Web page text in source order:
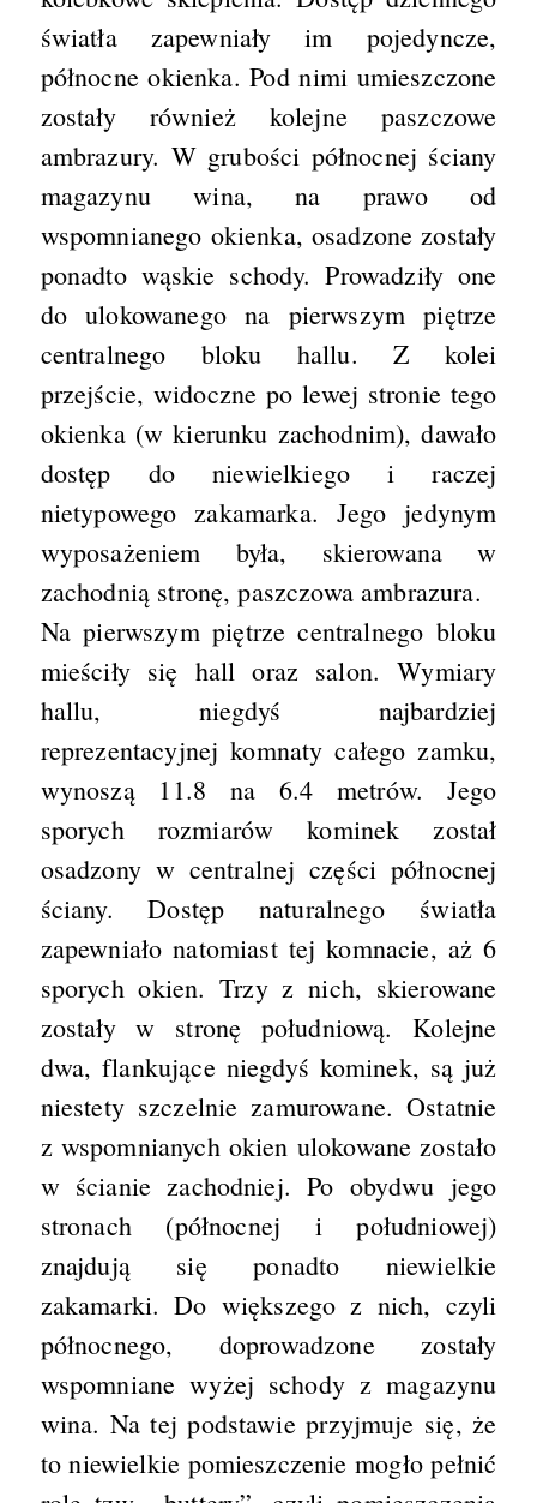
światła zapewniały im pojedyncze,
północne okienka. Pod nimi umieszczone
zostały również kolejne paszczowe
ambrazury. W grubości północnej ściany
magazynu wina, na prawo od
wspomnianego okienka, osadzone zostały
ponadto wąskie schody. Prowadziły one
do ulokowanego na pierwszym piętrze
centralnego bloku hallu. Z kolei
przejście, widoczne po lewej stronie tego
okienka (w kierunku zachodnim), dawało
dostęp do niewielkiego i raczej
nietypowego zakamarka. Jego jedynym
wyposażeniem była, skierowana w
zachodnią stronę, paszczowa ambrazura.
Na pierwszym piętrze centralnego bloku
mieściły się hall oraz salon. Wymiary
hallu, niegdyś najbardziej
reprezentacyjnej komnaty całego zamku,
wynoszą 11.8 na 6.4 metrów. Jego
sporych rozmiarów kominek został
osadzony w centralnej części północnej
ściany. Dostęp naturalnego światła
zapewniało natomiast tej komnacie, aż 6
sporych okien. Trzy z nich, skierowane
zostały w stronę południową. Kolejne
dwa, flankujące niegdyś kominek, są już
niestety szczelnie zamurowane. Ostatnie
z wspomnianych okien ulokowane zostało
w ścianie zachodniej. Po obydwu jego
stronach (północnej i południowej)
znajdują się ponadto niewielkie
zakamarki. Do większego z nich, czyli
północnego, doprowadzone zostały
wspomniane wyżej schody z magazynu
wina. Na tej podstawie przyjmuje się, że
to niewielkie pomieszczenie mogło pełnić